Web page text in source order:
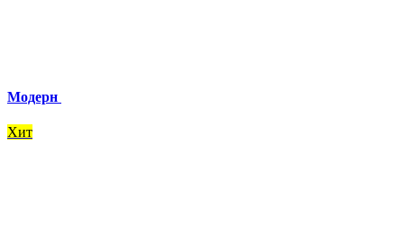
Модерн
Хит